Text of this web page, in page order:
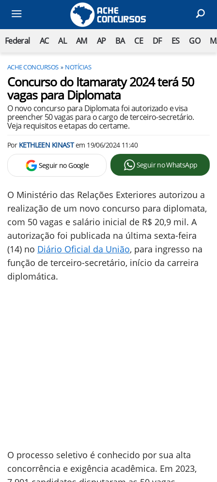
Federal AC AL AM AP BA CE DF ES GO
ACHE CONCURSOS NOTÍCIAS
Concurso do Itamaraty 2024 terá 50
vagas para Diplomata
O novo concurso para Diplomata foi autorizado e visa
preencher 50 vagas para o cargo de terceiro-secretário.
Veja requisitos e etapas do certame.
Por KETHLEEN KINASTem 19/06/2024 11:40
Seguir no Google Seguir no WhatsApp
O Ministério das Relações Exteriores autorizou a
realização de um novo concurso para diplomata,
com 50 vagas e salário inicial de R$ 20,9 mil. A
autorização foi publicada na última sexta-feira
(14) no Diário Oficial da União, para ingresso na
função de terceiro-secretário, início da carreira
diplomática.
O processo seletivo é conhecido por sua alta
concorrência e exigência acadêmica. Em 2023,